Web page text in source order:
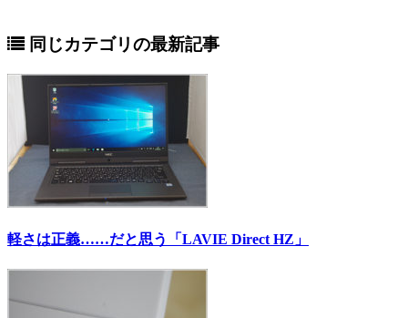
同じカテゴリの最新記事
軽さは正義……だと思う「LAVIE Direct HZ」